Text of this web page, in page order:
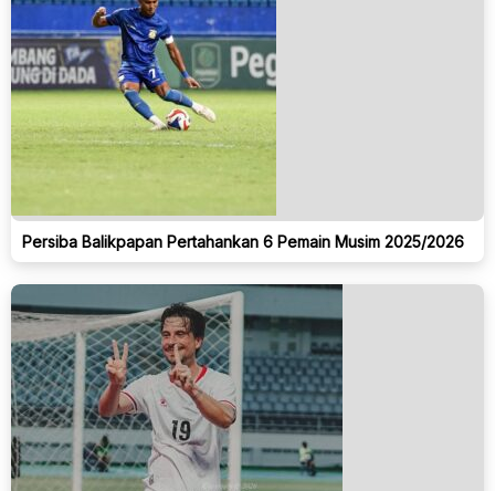
Persiba Balikpapan Pertahankan 6 Pemain Musim 2025/2026